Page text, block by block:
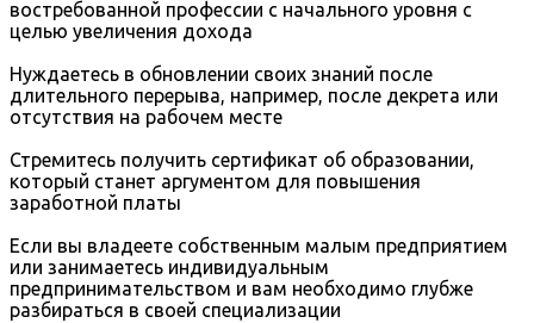
востребованной профессии с начального уровня с
целью увеличения дохода
Нуждаетесь в обновлении своих знаний после
длительного перерыва, например, после декрета или
отсутствия на рабочем месте
Стремитесь получить сертификат об образовании,
который станет аргументом для повышения
заработной платы
Если вы владеете собственным малым предприятием
или занимаетесь индивидуальным
предпринимательством и вам необходимо глубже
разбираться в своей специализации